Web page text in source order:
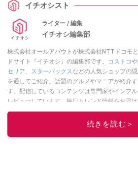
イチオシスト
ライター / 編集
イチオシ編集部
株式会社オールアバウトが株式会社NTTドコモ
ドサイト『イチオシ』の編集部です。
コストコや
セリア、 スターバックスなどの人気ショップの
を通してご紹介。話題のグルメやマニアが紹介
す。配信しているコンテンツは専門家やインフ
レビューしています。毎日トレンド情報をお届
ニュースでフォローしてください！
このイチオ
続きを読む＞